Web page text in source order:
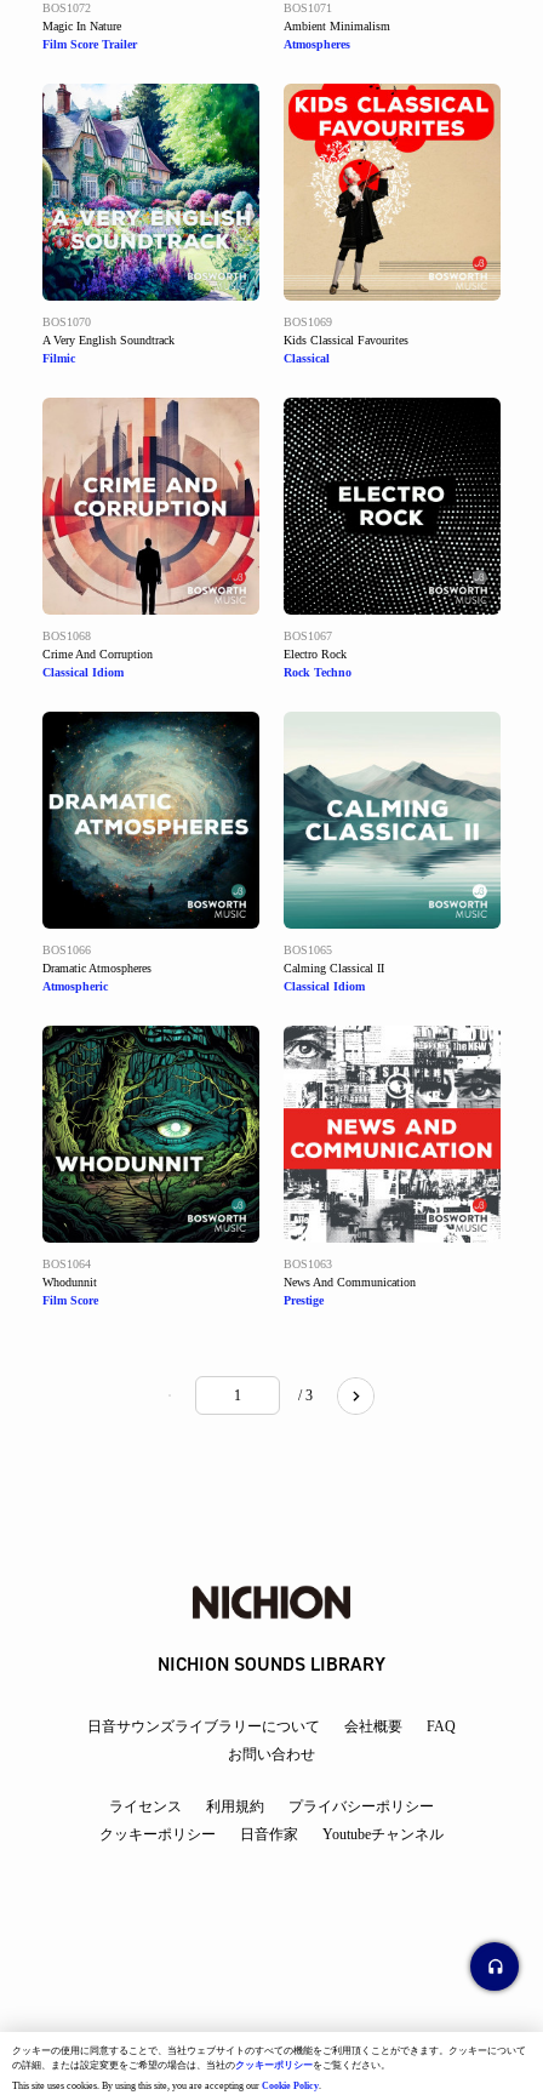
クッキーの使用に同意することで、当社ウェブサイトのすべての機能をご利用頂くことができます。クッキーについて
の詳細、または設定変更をご希望の場合は、当社のクッキーポリシーをご覧ください。
This site uses cookies. By using this site, you are accepting our Cookie Policy.
BOS1072
Magic In Nature
Film Score Trailer
BOS1071
Ambient Minimalism
Atmospheres
BOS1070
A Very English Soundtrack
Filmic
BOS1069
Kids Classical Favourites
Classical
BOS1068
Crime And Corruption
Classical Idiom
BOS1067
Electro Rock
Rock Techno
BOS1066
Dramatic Atmospheres
Atmospheric
BOS1065
Calming Classical II
Classical Idiom
BOS1064
Whodunnit
Film Score
BOS1063
News And Communication
Prestige
/ 3
NICHION SOUNDS LIBRARY
日音サウンズライブラリーについて 会社概要
FAQ
お問い合わせ
ライセンス 利用規約
プライバシーポリシー
クッキーポリシー
日音作家 Youtubeチャンネル